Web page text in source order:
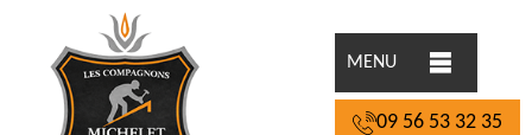
MENU
09 56 53 32 35